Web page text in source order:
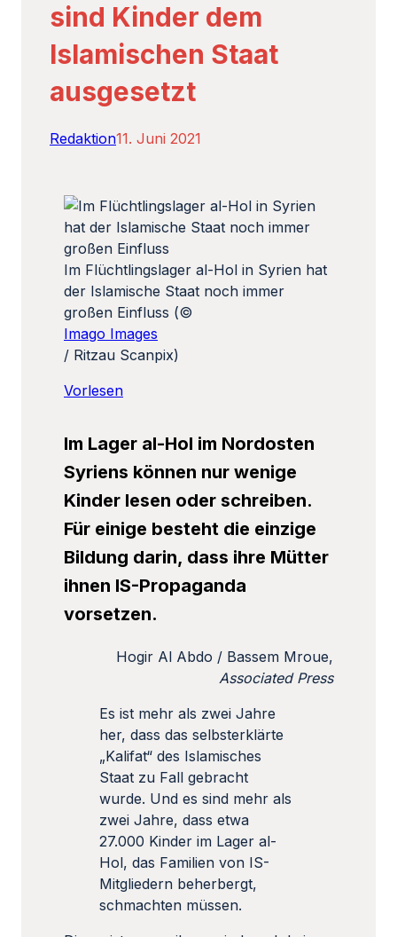
sind Kinder dem
Islamischen Staat
ausgesetzt
Redaktion11. Juni 2021
Im Flüchtlingslager al-Hol in Syrien hat
der Islamische Staat noch immer
großen Einfluss (©
Imago Images
/ Ritzau Scanpix)
Vorlesen
Im Lager al-Hol im Nordosten
Syriens können nur wenige
Kinder lesen oder schreiben.
Für einige besteht die einzige
Bildung darin, dass ihre Mütter
ihnen IS-Propaganda
vorsetzen.
Hogir Al Abdo / Bassem Mroue,
Associated Press
Es ist mehr als zwei Jahre
her, dass das selbsterklärte
„Kalifat“ des Islamisches
Staat zu Fall gebracht
wurde. Und es sind mehr als
zwei Jahre, dass etwa
27.000 Kinder im Lager al-
Hol, das Familien von IS-
Mitgliedern beherbergt,
schmachten müssen.